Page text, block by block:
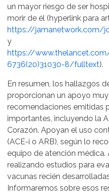
un mayor riesgo de ser
morir de él (hyperlink para
https://jamanetwork.com/
y
https://
6736(20)31030-8/fulltext).
En resumen, los hallazgos
proporcionan un apoyo
recomendaciones emitidas
importantes, incluyendo la
Corazón. Apoyan el uso
(ACE-i o ARB), según lo
equipo de atención médica.
realizando estudios para
vacunas recién
Informaremos sobre esos